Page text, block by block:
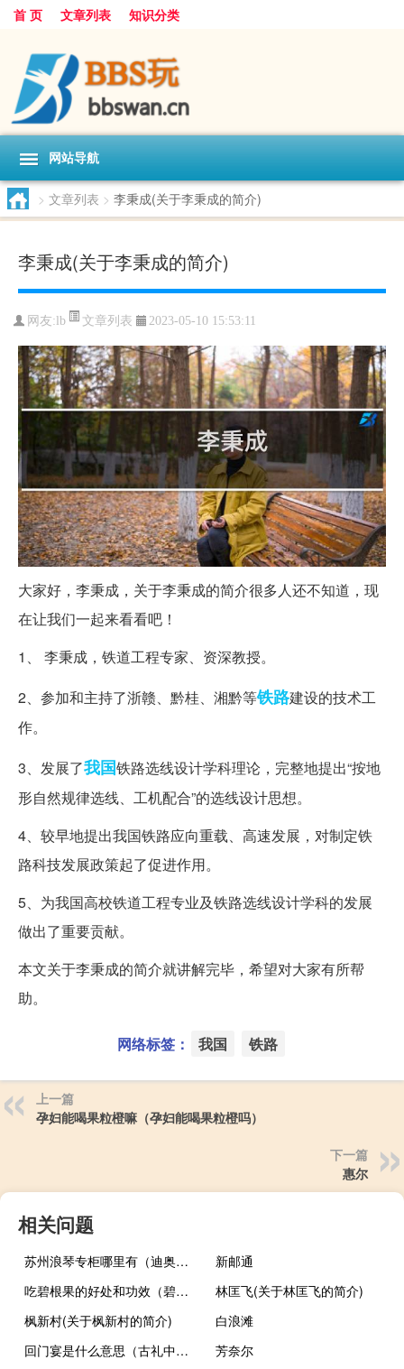
首 页 文章列表 知识分类
网站导航
> 文章列表 > 李秉成(关于李秉成的简介)
李秉成(关于李秉成的简介)
网友: lb 文章列表 2023-05-10 15:53:11
大家好，李秉成，关于李秉成的简介很多人还不知道，现
在让我们一起来看看吧！
1、 李秉成，铁道工程专家、资深教授。
2、参加和主持了浙赣、黔桂、湘黔等铁路建设的技术工
作。
3、发展了我国铁路选线设计学科理论，完整地提出“按地
形自然规律选线、工机配合”的选线设计思想。
4、较早地提出我国铁路应向重载、高速发展，对制定铁
路科技发展政策起了促进作用。
5、为我国高校铁道工程专业及铁路选线设计学科的发展
做出了重要贡献。
本文关于李秉成的简介就讲解完毕，希望对大家有所帮
助。
网络标签： 我国 铁路
上一篇
孕妇能喝果粒橙嘛（孕妇能喝果粒橙吗）
下一篇
惠尔
相关问题
苏州浪琴专柜哪里有（迪奥专柜哪里有）
新邮通
吃碧根果的好处和功效（碧根果的功效与作用适合哪些人吃）
林匡飞(关于林匡飞的简介)
枫新村(关于枫新村的简介)
白浪滩
回门宴是什么意思（古礼中的&ldquo;归宁大典&rdquo;）
芳奈尔